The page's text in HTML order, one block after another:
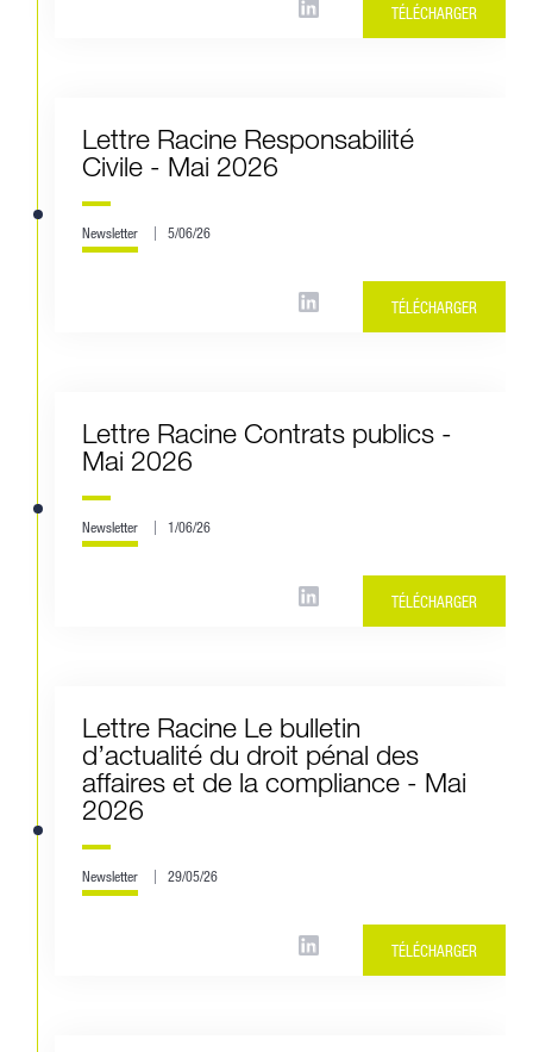
TÉLÉCHARGER
Lettre Racine Responsabilité
Civile - Mai 2026
Newsletter 5/06/26
TÉLÉCHARGER
Lettre Racine Contrats publics -
Mai 2026
Newsletter 1/06/26
TÉLÉCHARGER
Lettre Racine Le bulletin
d’actualité du droit pénal des
affaires et de la compliance - Mai
2026
Newsletter 29/05/26
TÉLÉCHARGER